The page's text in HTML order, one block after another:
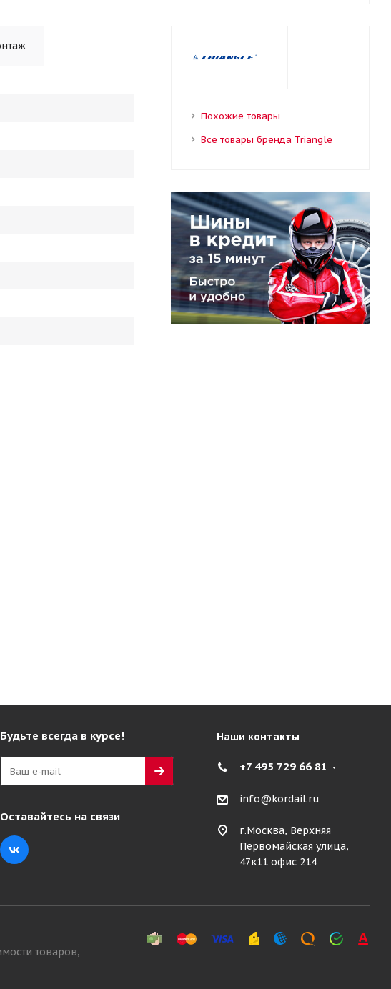
Похожие товары
Все товары бренда Triangle
Будьте всегда в курсе!
Оставайтесь на связи
Наши контакты
+7 495 729 66 81
info@kordail.ru
г.Москва, Верхняя
Первомайская улица,
47к11 офис 214
товаров,